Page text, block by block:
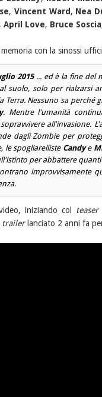
, Vincent Ward , Nea
April Love, Bruce Soscia
con la sinossi
2015... ed è la fine del
suolo, solo per rialzarsi
Terra. Nessuno sa perché
. Mentre l'umanità
all'invasione.
dagli Zombie per
le spogliarelliste Candye
per abbattere
improvvisamente
iniziando col teaser
trailerlanciato 2 anni fa